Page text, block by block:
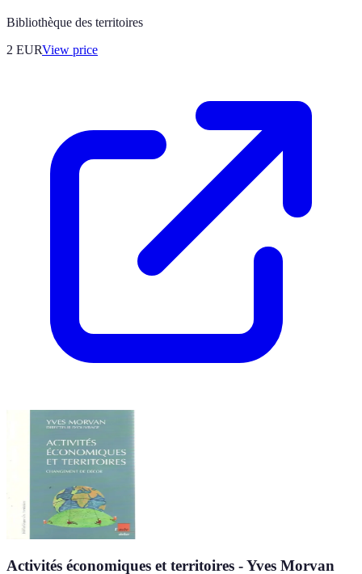
Bibliothèque des territoires
2 EURView price
Activités économiques et territoires - Yves Morvan